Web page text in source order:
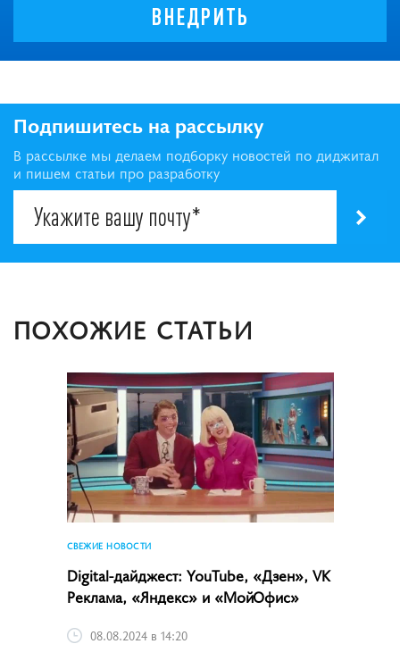
ВНЕДРИТЬ
Подпишитесь на рассылку
В рассылке мы делаем подборку новостей по диджитал
и пишем статьи про разработку
ПОХОЖИЕ СТАТЬИ
СВЕЖИЕ НОВОСТИ
Digital-дайджест: YouTube, «Дзен», VK
Реклама, «Яндекс» и «МойОфис»
08.08.2024 в 14:20